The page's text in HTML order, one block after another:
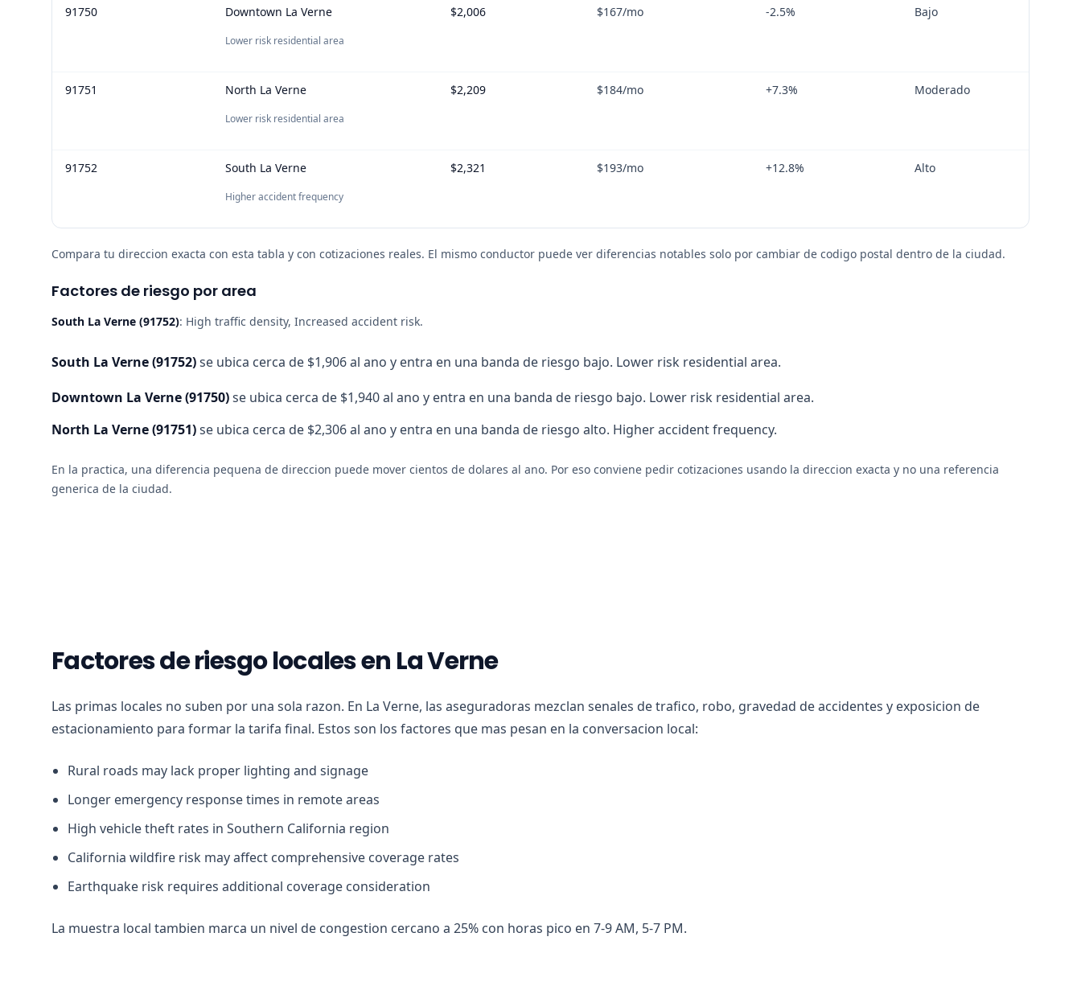
91750 Downtown La Verne
Lower risk residential area
$2,006 $167/mo -2.5% Bajo
91751 North La Verne
Lower risk residential area
$2,209 $184/mo +7.3% Moderado
91752 South La Verne
Higher accident frequency
$2,321 $193/mo +12.8% Alto
Compara tu direccion exacta con esta tabla y con cotizaciones reales. El mismo conductor puede ver diferencias notables solo por cambiar de codigo postal dentro de la ciudad.
Factores de riesgo por area
South La Verne (91752): High traffic density, Increased accident risk.
South La Verne(91752)se ubica cerca de $1,906 al ano y entra en una banda de riesgo bajo. Lower risk residential area.
Downtown La Verne(91750)se ubica cerca de $1,940 al ano y entra en una banda de riesgo bajo. Lower risk residential area.
North La Verne(91751)se ubica cerca de $2,306 al ano y entra en una banda de riesgo alto. Higher accident frequency.
En la practica, una diferencia pequena de direccion puede mover cientos de dolares al ano. Por eso conviene pedir cotizaciones usando la direccion exacta y no una referencia
generica de la ciudad.
Factores de riesgo locales en La Verne
Las primas locales no suben por una sola razon. En La Verne, las aseguradoras mezclan senales de trafico, robo, gravedad de accidentes y exposicion de
estacionamiento para formar la tarifa final. Estos son los factores que mas pesan en la conversacion local:
Rural roads may lack proper lighting and signage
Longer emergency response times in remote areas
High vehicle theft rates in Southern California region
California wildfire risk may affect comprehensive coverage rates
Earthquake risk requires additional coverage consideration
La muestra local tambien marca un nivel de congestion cercano a 25% con horas pico en 7-9 AM, 5-7 PM.